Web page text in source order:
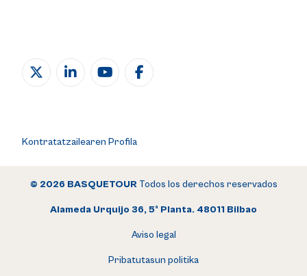
Kontratatzailearen Profila
© 2026 BASQUETOURTodos los derechos reservados
Alameda Urquijo 36, 5ª Planta. 48011 Bilbao
Aviso legal
Pribatutasun politika